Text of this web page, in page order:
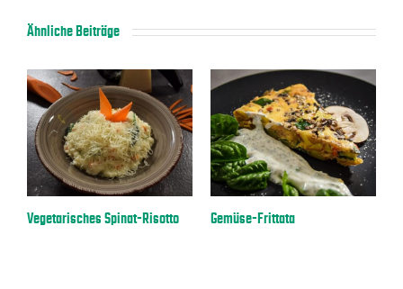
Ähnliche Beiträge
Vegetarisches Spinat-Risotto Gemüse-Frittata